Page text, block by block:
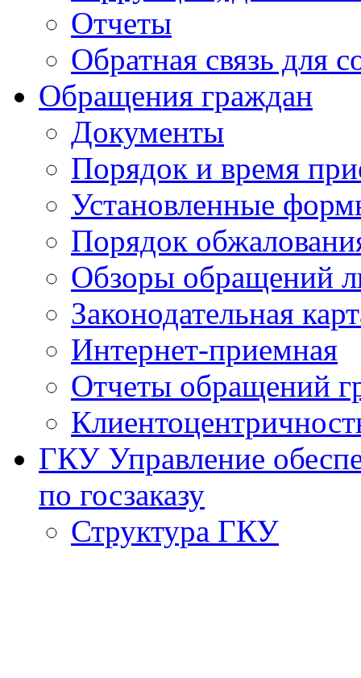
Отчеты
Обратная связь для
Обращения граждан
Документы
Порядок и время
Установленные
Порядок
Обзоры обращений
Законодательная
Интернет-приемная
Отчеты обращений
ГКУ Управление
по госзаказу
Структура ГКУ